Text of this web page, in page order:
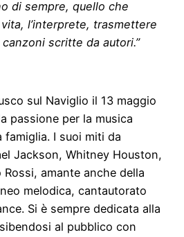
di sempre, quello che
l’interprete, trasmettere
scritte da autori.”
sul Naviglio il 13 maggio
passione per la musica
famiglia. I suoi miti da
Jackson, Whitney Houston,
amante anche della
melodica, cantautorato
Si è sempre dedicata alla
al pubblico con